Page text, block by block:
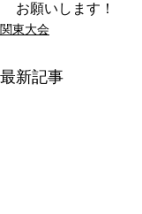
お願いします！
関東大会
最新記事